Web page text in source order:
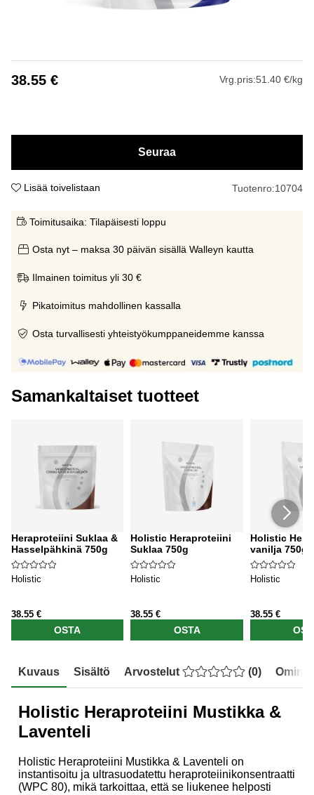
38.55 € Vrg.pris:51.40 €/kg
Seuraa
Lisää toivelistaan Tuotenro:10704
Toimitusaika: Tilapäisesti loppu
Osta nyt – maksa 30 päivän sisällä Walleyn kautta
Ilmainen toimitus yli 30 €
Pikatoimitus mahdollinen kassalla
Osta turvallisesti yhteistyökumppaneidemme kanssa
Samankaltaiset tuotteet
Heraproteiini Suklaa &
Hasselpähkinä 750g
Holistic
38.55 €
OSTA
Holistic Heraproteiini
Suklaa 750g
Holistic
38.55 €
OSTA
Holistic
vanilja 750g
Holistic
38.55 €
Kuvaus Sisältö Arvostelut (0)
Holistic Heraproteiini Mustikka &
Laventeli
Holistic Heraproteiini Mustikka & Laventeli on
instantisoitu ja ultrasuodatettu heraproteiinikonsentraatti
(WPC 80), mikä tarkoittaa, että se liukenee helposti